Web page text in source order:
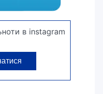
в instagram